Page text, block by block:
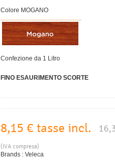
Colore MOGANO
Confezione da 1 Litro
FINO ESAURIMENTO SCORTE
8,15 € tasse incl.
(IVA compresa)
Brands : Veleca